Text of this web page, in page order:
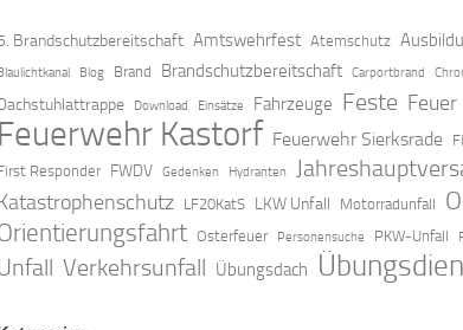
Brandschutzbereitschaft Amtswehrfest Atemschutz
Blog Brand Brandschutzbereitschaft Carportbrand
Download Einsätze Fahrzeuge Feste Feuer
Feuerwehr Kastorf Feuerwehr Sierksrade
Responder
FWDV Gedenken Hydranten
LF20KatS LKW Unfall Motorradunfall
Osterfeuer Personensuche PKW-Unfall
Verkehrsunfall Übungsdach